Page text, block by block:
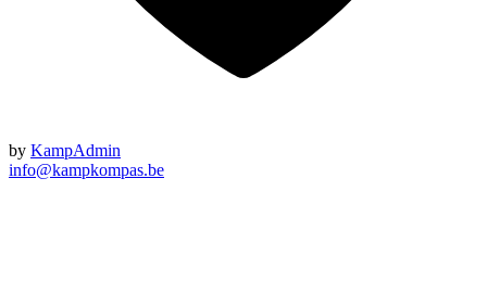
by KampAdmin
info@kampkompas.be